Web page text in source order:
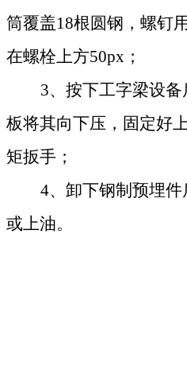
筒覆盖18根圆钢，螺钉
在螺栓上方50px；
3、按下工字梁设
板将其向下压，固定好
矩扳手；
4、卸下钢制预埋
或上油。